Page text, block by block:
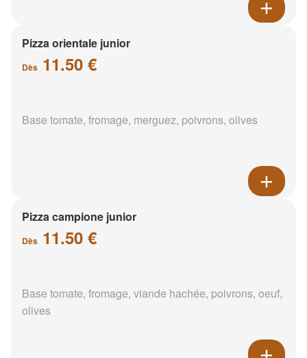
Pizza orientale junior
Dès 11.50 €
Base tomate, fromage, merguez, poivrons, olives
Pizza campione junior
Dès 11.50 €
Base tomate, fromage, viande hachée, poivrons, oeuf,
olives